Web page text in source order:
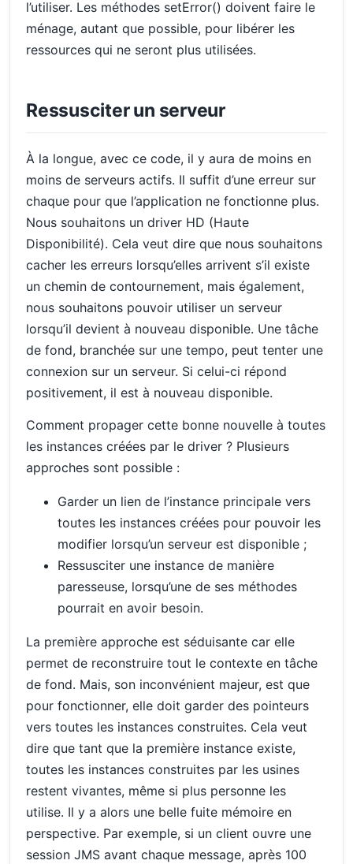
l’utiliser. Les méthodes setError() doivent faire le
ménage, autant que possible, pour libérer les
ressources qui ne seront plus utilisées.
Ressusciter un serveur
À la longue, avec ce code, il y aura de moins en
moins de serveurs actifs. Il suffit d’une erreur sur
chaque pour que l’application ne fonctionne plus.
Nous souhaitons un driver HD (Haute
Disponibilité). Cela veut dire que nous souhaitons
cacher les erreurs lorsqu’elles arrivent s’il existe
un chemin de contournement, mais également,
nous souhaitons pouvoir utiliser un serveur
lorsqu’il devient à nouveau disponible. Une tâche
de fond, branchée sur une tempo, peut tenter une
connexion sur un serveur. Si celui-ci répond
positivement, il est à nouveau disponible.
Comment propager cette bonne nouvelle à toutes
les instances créées par le driver ? Plusieurs
approches sont possible :
Garder un lien de l’instance principale vers
toutes les instances créées pour pouvoir les
modifier lorsqu’un serveur est disponible ;
Ressusciter une instance de manière
paresseuse, lorsqu’une de ses méthodes
pourrait en avoir besoin.
La première approche est séduisante car elle
permet de reconstruire tout le contexte en tâche
de fond. Mais, son inconvénient majeur, est que
pour fonctionner, elle doit garder des pointeurs
vers toutes les instances construites. Cela veut
dire que tant que la première instance existe,
toutes les instances construites par les usines
restent vivantes, même si plus personne les
utilise. Il y a alors une belle fuite mémoire en
perspective. Par exemple, si un client ouvre une
session JMS avant chaque message, après 100